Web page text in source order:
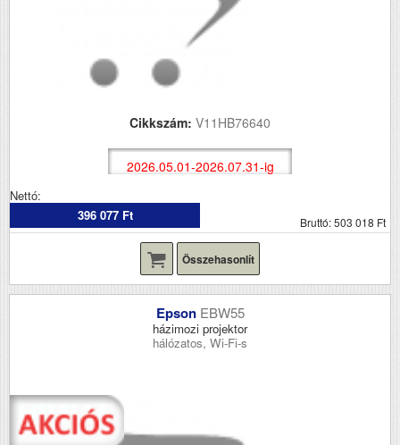
Cikkszám: V11HB76640
2026.05.01-2026.07.31-ig
Nettó:
396 077 Ft
Bruttó: 503 018 Ft
Összehasonlít
Epson EBW55
házimozi projektor
hálózatos, Wi-Fi-s